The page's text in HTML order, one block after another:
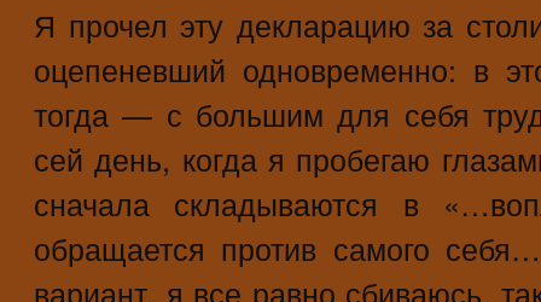
Я прочел эту декларацию за
оцепеневший одновременно: в
тогда — с большим для себя
сей день, когда я пробегаю
сначала складываются в
обращается против самого
вариант, я все равно сбиваюсь,